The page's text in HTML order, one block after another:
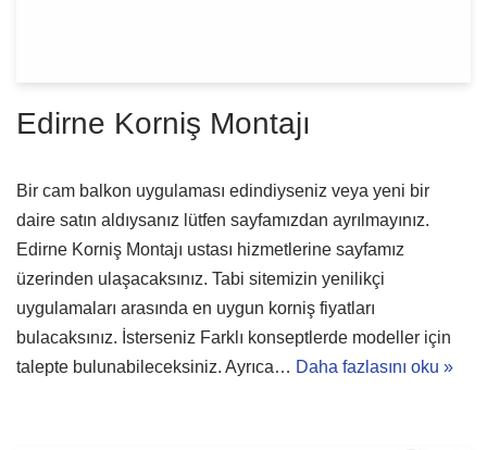
Edirne Korniş Montajı
Bir cam balkon uygulaması edindiyseniz veya yeni bir
daire satın aldıysanız lütfen sayfamızdan ayrılmayınız.
Edirne Korniş Montajı ustası hizmetlerine sayfamız
üzerinden ulaşacaksınız. Tabi sitemizin yenilikçi
uygulamaları arasında en uygun korniş fiyatları
bulacaksınız. İsterseniz Farklı konseptlerde modeller için
talepte bulunabileceksiniz. Ayrıca… Daha fazlasını oku »